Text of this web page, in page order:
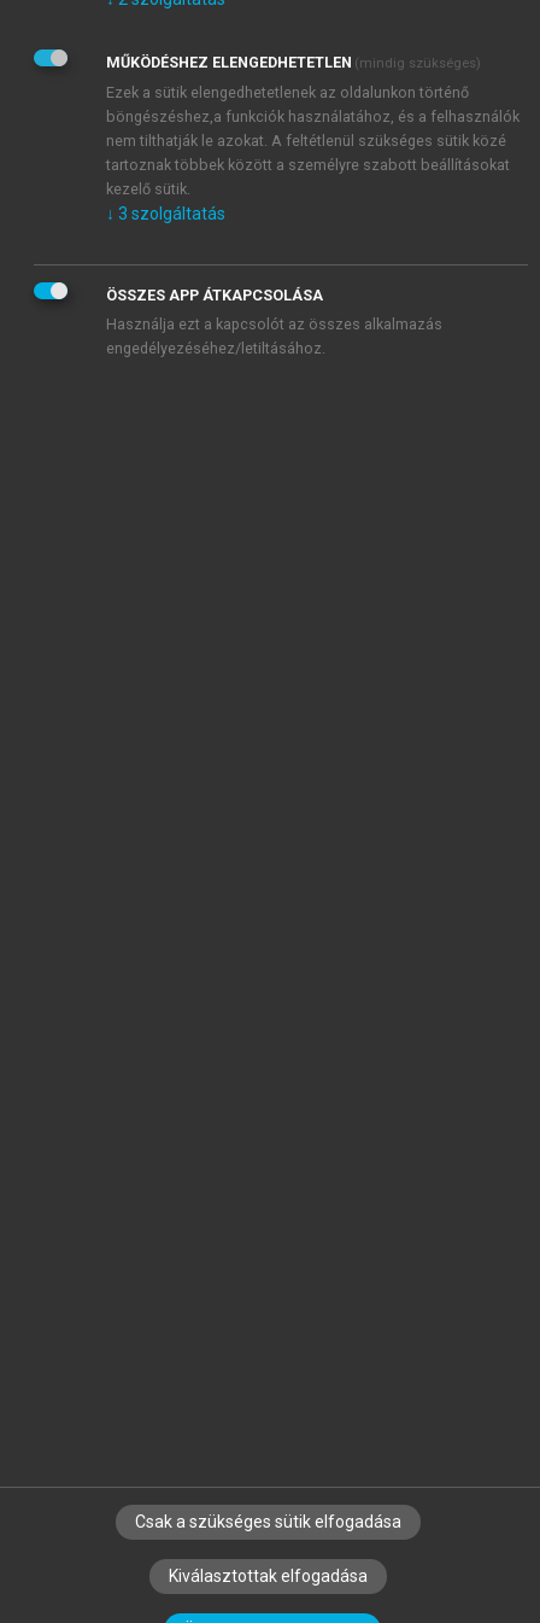
Adatkezelési tájékoztatóbanfoglaltakat tudomásul
veszem és elfogadom.
Általános vásárlási feltételeket, valamint a szotar.netés a
mersz.huoldalak licencszerződéseiben foglaltakat
tudomásul veszem és elfogadom.
KIPRÓBÁLOM
SZERZŐKNEK CÉGEKNEK KÖNYVTÁROSOKNAK
SZERKESZTÉSI ÉS LEKTORÁLÁSI ALAPELVEK
MŰKÖDÉSHEZ ELENGEDHETETLEN (mindig szükséges)
Ezek a sütik elengedhetetlenek az oldalunkon történő
böngészéshez,a funkciók használatához, és a felhasználók
nem tilthatják le azokat. A feltétlenül szükséges sütik közé
tartoznak többek között a személyre szabott beállításokat
kezelő sütik.
↓ 3 szolgáltatás
ÖSSZES APP ÁTKAPCSOLÁSA
Használja ezt a kapcsolót az összes alkalmazás
engedélyezéséhez/letiltásához.
Csak a szükséges sütik elfogadása
Kiválasztottak elfogadása